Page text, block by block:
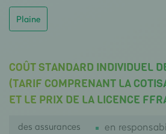
Plaine
COÛT STANDARD INDIVIDUEL
(TARIF COMPRENANT LA
ET LE PRIX DE LA LICENCE
des assurances en